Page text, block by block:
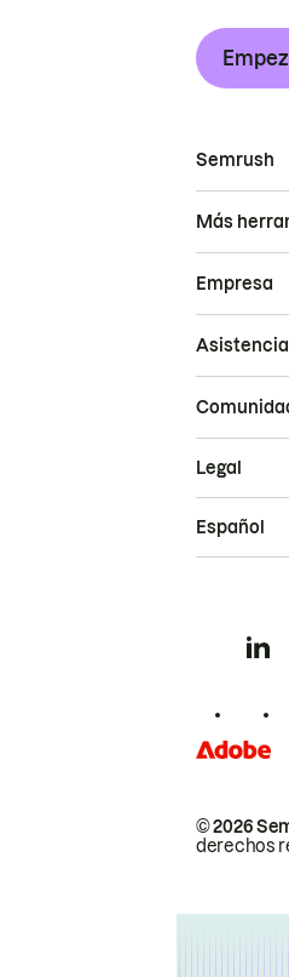
Semrush
Más
Empresa
Asistencia
© 2026
derechos
Legal
Español